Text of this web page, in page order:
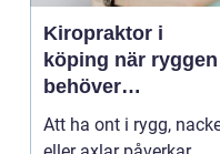
Kiropraktor i
köping när ryggen
behöver
professionell hjälp
Att ha ont i rygg,